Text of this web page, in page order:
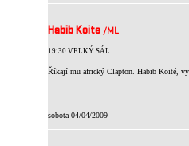
Habib Koite /ML
19:30 VELKÝ SÁL
Říkají mu africký Clapton. Habib Koité,
sobota 04/04/2009